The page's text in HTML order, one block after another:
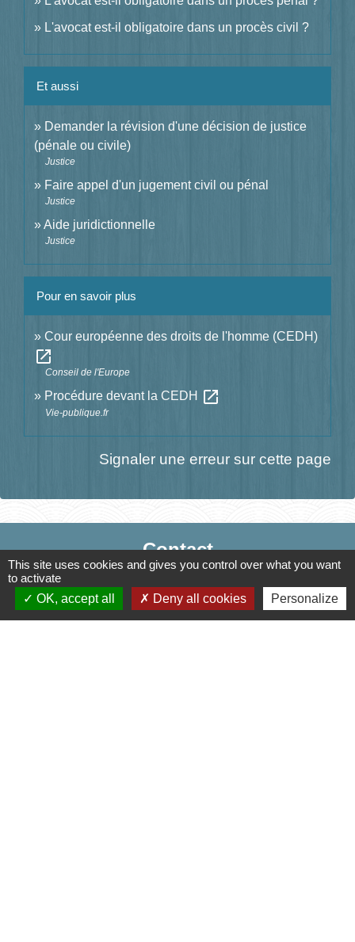
L'avocat est-il obligatoire dans un procès civil ?
Et aussi
Demander la révision d'une décision de justice
(pénale ou civile)
Justice
Faire appel d'un jugement civil ou pénal
Justice
Aide juridictionnelle
Justice
Pour en savoir plus
Cour européenne des droits de l'homme (CEDH)
open_in_new
Conseil de l'Europe
Procédure devant la CEDH open_in_new
Vie-publique.fr
Signaler une erreur sur cette page
Contact
3, Le Château
70800 Jasney - FRANCE
This site uses cookies and gives you control over what you want
to activate
OK, accept all
Deny all cookies Personalize